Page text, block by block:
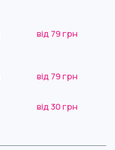
від 79 грн
від 79 грн
від 30 грн